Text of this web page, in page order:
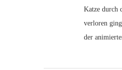
Katze durch
verloren
der